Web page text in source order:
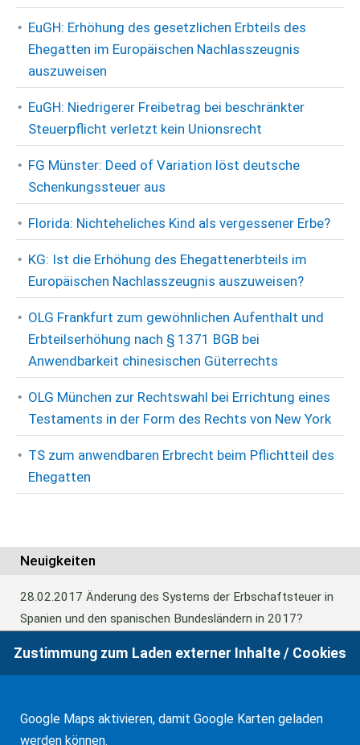
EuGH: Erhöhung des gesetzlichen Erbteils des
Ehegatten im Europäischen Nachlasszeugnis
auszuweisen
EuGH: Niedrigerer Freibetrag bei beschränkter
Steuerpflicht verletzt kein Unionsrecht
FG Münster: Deed of Variation löst deutsche
Schenkungssteuer aus
Florida: Nichteheliches Kind als vergessener Erbe?
KG: Ist die Erhöhung des Ehegattenerbteils im
Europäischen Nachlasszeugnis auszuweisen?
OLG Frankfurt zum gewöhnlichen Aufenthalt und
Erbteilserhöhung nach § 1371 BGB bei
Anwendbarkeit chinesischen Güterrechts
OLG München zur Rechtswahl bei Errichtung eines
Testaments in der Form des Rechts von New York
TS zum anwendbaren Erbrecht beim Pflichtteil des
Ehegatten
Neuigkeiten
28.02.2017 Änderung des Systems der Erbschaftsteuer in
Spanien und den spanischen Bundesländern in 2017?
24.06.2016Europäisches Güterrecht verabschiedet
01.01.2016
Erbschaftsteuer und Schenkungssteuer der
Zustimmung zum Laden externer Inhalte / Cookies
Google Maps aktivieren, damit Google Karten geladen
werden können.